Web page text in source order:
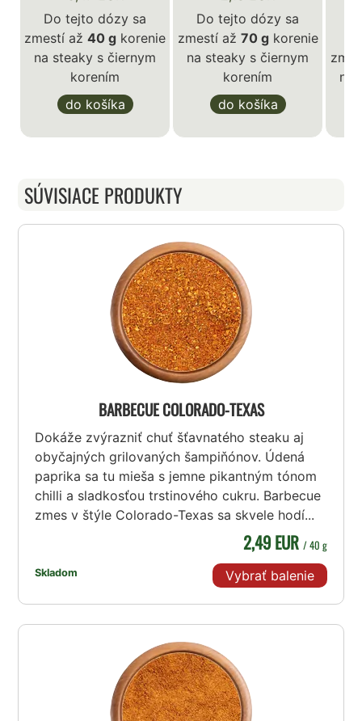
Do tejto dózy sa
zmestí až40 g korenie
na steaky s čiernym
korením
do košíka
Do tejto dózy sa
zmestí až 70 gkorenie
na steaky s čiernym
korením
do košíka
na
SÚVISIACE PRODUKTY
BARBECUE COLORADO-TEXAS
Dokáže zvýrazniť chuť šťavnatého steaku aj
obyčajných grilovaných šampiňónov. Údená
paprika sa tu mieša s jemne pikantným tónom
chilli a sladkosťou trstinového cukru. Barbecue
zmes v štýle Colorado-Texas sa skvele hodí...
Skladom
2,49 EUR / 40 g
Vybrať balenie